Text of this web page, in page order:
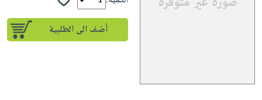
إختياراتنا
يتكرر
أسئلة
على
تعليمية
تعليمية
أضف الى الطلبية